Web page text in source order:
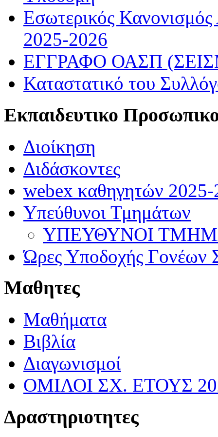
Εσωτερικός
2025-2026
ΕΓΓΡΑΦΟ ΟΑΣΠ
Καταστατικό του
Εκπαιδευτικο
Διοίκηση
Διδάσκοντες
webex καθηγητών
Υπεύθυνοι Τμημάτων
ΥΠΕΥΘΥΝΟΙ
Ώρες Υποδοχής Γονέων
Μαθητες
Μαθήματα
Βιβλία
Διαγωνισμοί
ΟΜΙΛΟΙ ΣΧ. ΕΤΟΥΣ
Δραστηριοτητες